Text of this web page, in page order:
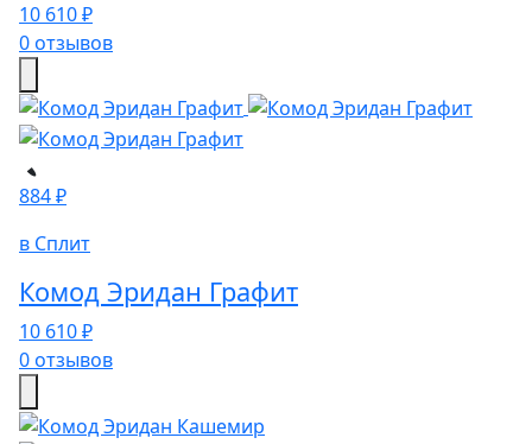
10 610 ₽
0 отзывов
884 ₽
в Сплит
Комод Эридан Графит
10 610 ₽
0 отзывов